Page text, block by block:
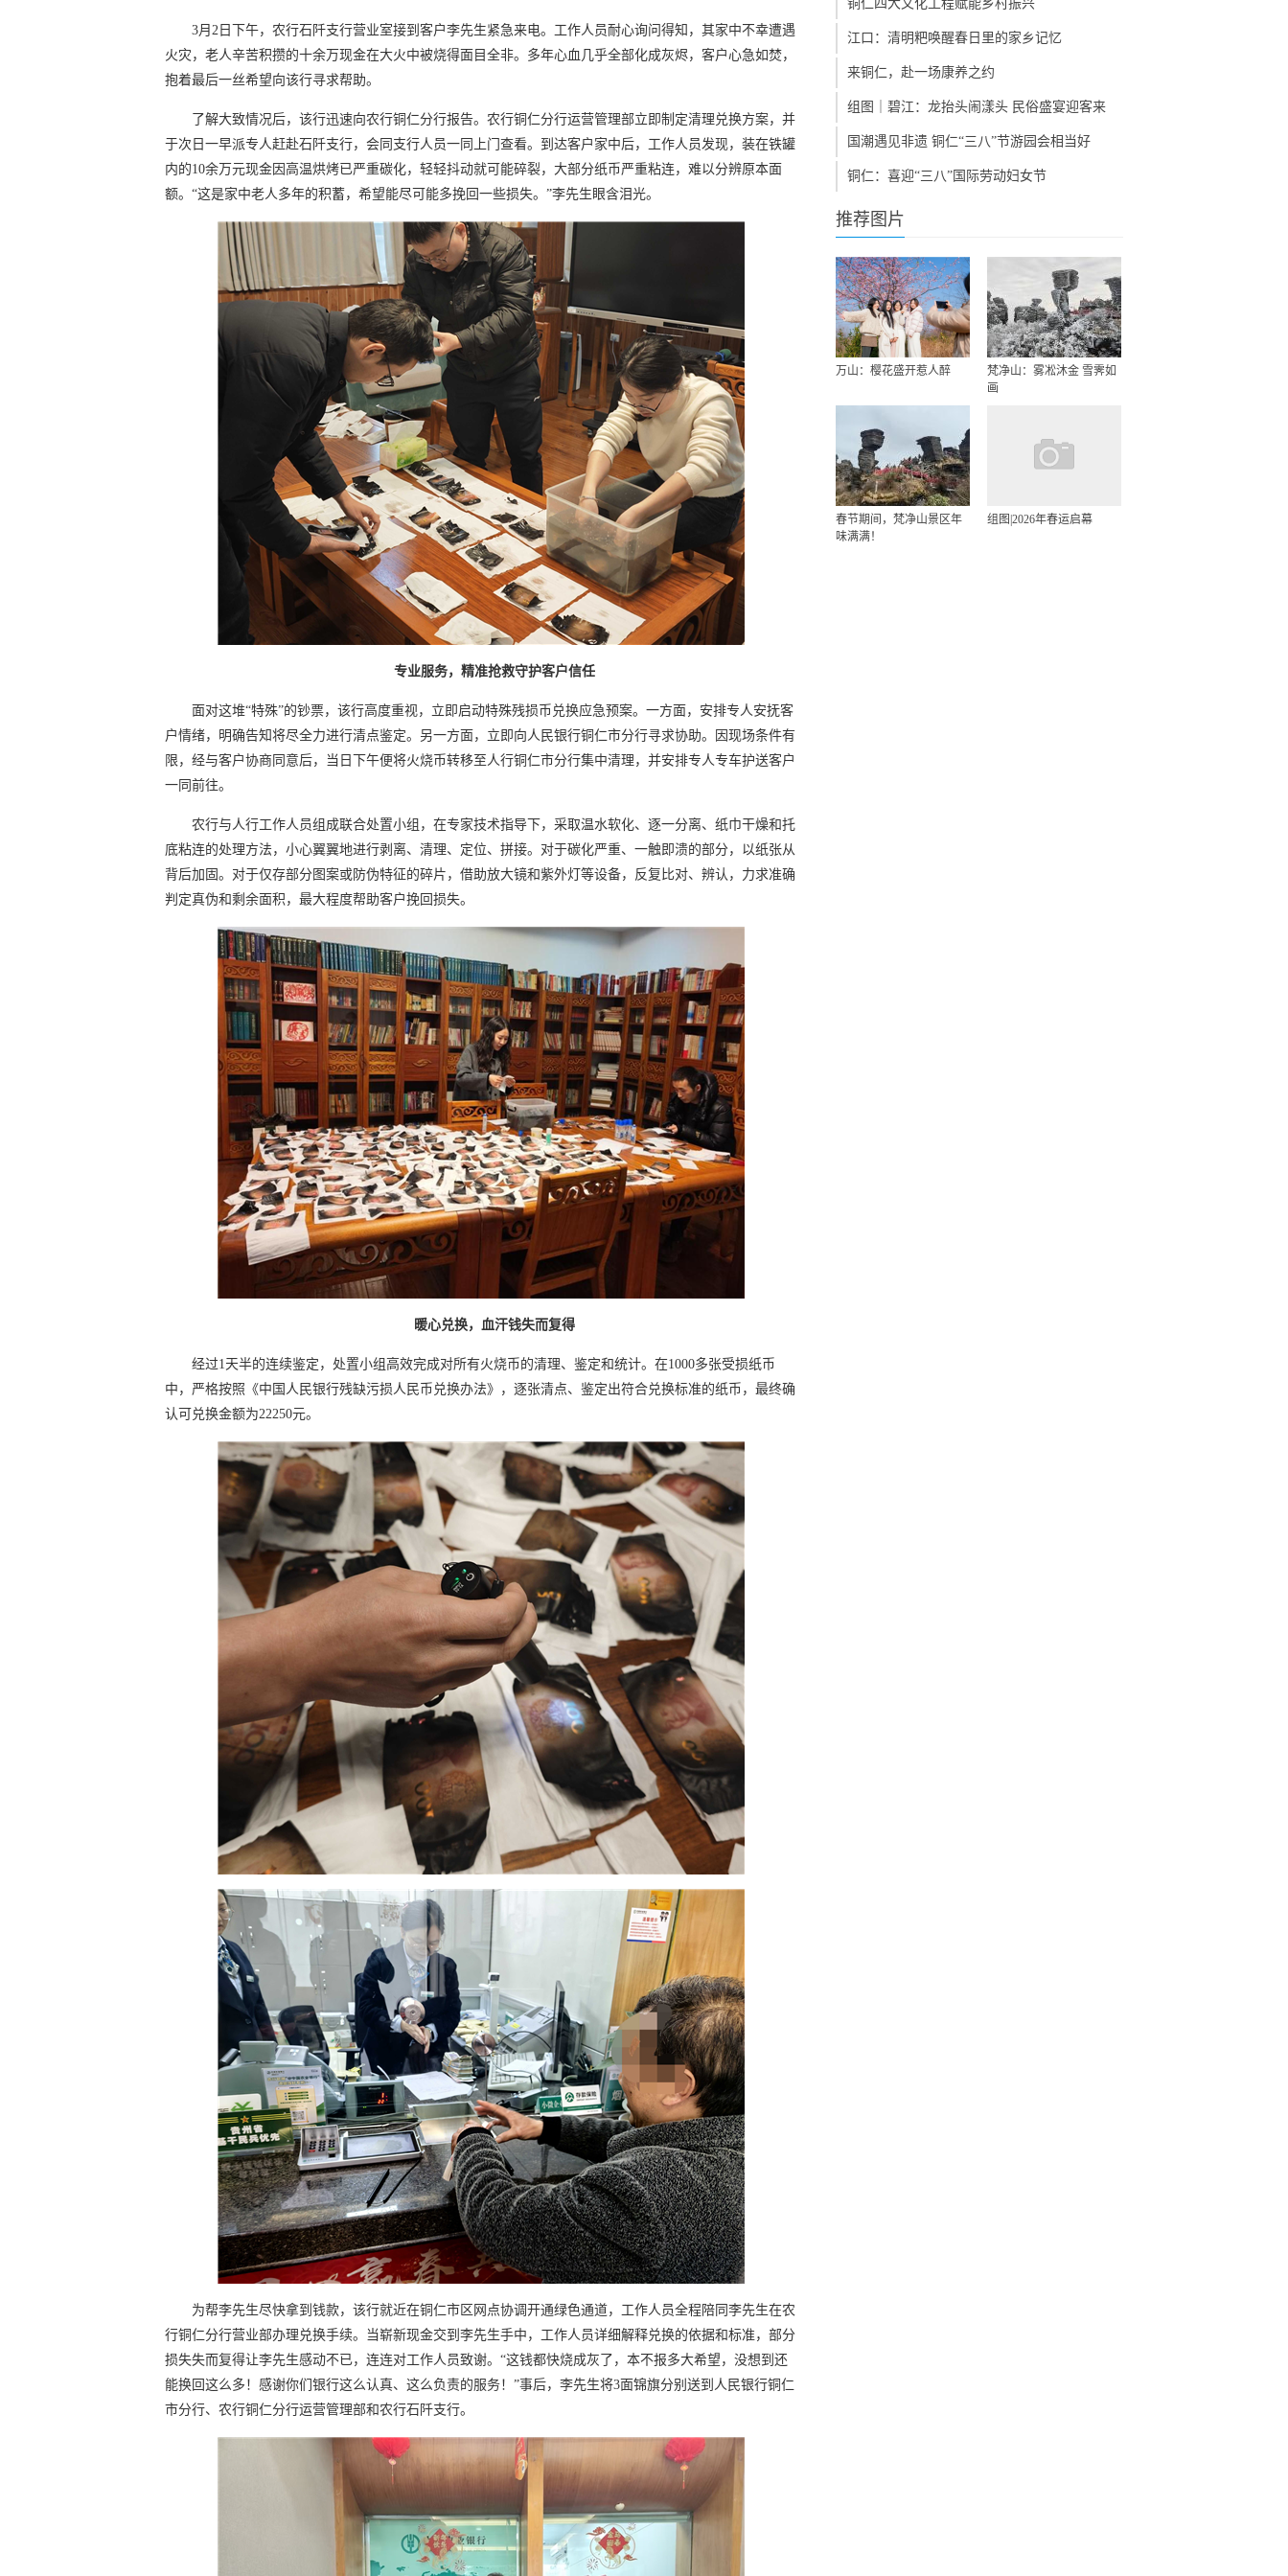
3月2日下午，农行石阡支行营业室接到客户李先生紧急来电。工作人员耐心询问得知，其家中不幸遭遇
火灾，老人辛苦积攒的十余万现金在大火中被烧得面目全非。多年心血几乎全部化成灰烬，客户心急如焚，
抱着最后一丝希望向该行寻求帮助。
了解大致情况后，该行迅速向农行铜仁分行报告。农行铜仁分行运营管理部立即制定清理兑换方案，并
于次日一早派专人赶赴石阡支行，会同支行人员一同上门查看。到达客户家中后，工作人员发现，装在铁罐
内的10余万元现金因高温烘烤已严重碳化，轻轻抖动就可能碎裂，大部分纸币严重粘连，难以分辨原本面
额。“这是家中老人多年的积蓄，希望能尽可能多挽回一些损失。”李先生眼含泪光。
专业服务，精准抢救守护客户信任
面对这堆“特殊”的钞票，该行高度重视，立即启动特殊残损币兑换应急预案。一方面，安排专人安抚客
户情绪，明确告知将尽全力进行清点鉴定。另一方面，立即向人民银行铜仁市分行寻求协助。因现场条件有
限，经与客户协商同意后，当日下午便将火烧币转移至人行铜仁市分行集中清理，并安排专人专车护送客户
一同前往。
农行与人行工作人员组成联合处置小组，在专家技术指导下，采取温水软化、逐一分离、纸巾干燥和托
底粘连的处理方法，小心翼翼地进行剥离、清理、定位、拼接。对于碳化严重、一触即溃的部分，以纸张从
背后加固。对于仅存部分图案或防伪特征的碎片，借助放大镜和紫外灯等设备，反复比对、辨认，力求准确
判定真伪和剩余面积，最大程度帮助客户挽回损失。
暖心兑换，血汗钱失而复得
经过1天半的连续鉴定，处置小组高效完成对所有火烧币的清理、鉴定和统计。在1000多张受损纸币
中，严格按照《中国人民银行残缺污损人民币兑换办法》，逐张清点、鉴定出符合兑换标准的纸币，最终确
认可兑换金额为22250元。
为帮李先生尽快拿到钱款，该行就近在铜仁市区网点协调开通绿色通道，工作人员全程陪同李先生在农
行铜仁分行营业部办理兑换手续。当崭新现金交到李先生手中，工作人员详细解释兑换的依据和标准，部分
损失失而复得让李先生感动不已，连连对工作人员致谢。“这钱都快烧成灰了，本不报多大希望，没想到还
能换回这么多！感谢你们银行这么认真、这么负责的服务！”事后，李先生将3面锦旗分别送到人民银行铜仁
市分行、农行铜仁分行运营管理部和农行石阡支行。
铜仁四大文化工程赋能乡村振兴
江口：清明粑唤醒春日里的家乡记忆
来铜仁，赴一场康养之约
组图｜碧江：龙抬头闹漾头 民俗盛宴迎客来
国潮遇见非遗 铜仁“三八”节游园会相当好
铜仁：喜迎“三八”国际劳动妇女节
推荐图片
万山：樱花盛开惹人醉
梵净山：雾凇沐金 雪霁如
画
春节期间，梵净山景区年
味满满！
组图|2026年春运启幕